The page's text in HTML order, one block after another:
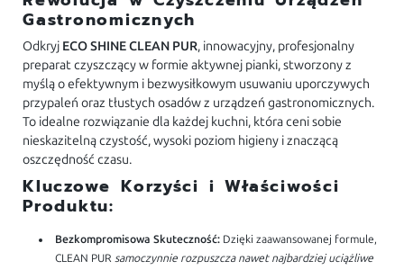
Gastronomicznych
Odkryj ECO SHINE CLEAN PUR, innowacyjny, profesjonalny
preparat czyszczący w formie aktywnej pianki, stworzony z
myślą o efektywnym i bezwysiłkowym usuwaniu uporczywych
przypaleń oraz tłustych osadów z urządzeń gastronomicznych.
To idealne rozwiązanie dla każdej kuchni, która ceni sobie
nieskazitelną czystość, wysoki poziom higieny i znaczącą
oszczędność czasu.
Kluczowe Korzyści i Właściwości
Produktu:
Bezkompromisowa Skuteczność: Dzięki zaawansowanej formule,
CLEAN PURsamoczynnie rozpuszcza nawet najbardziej uciążliwe